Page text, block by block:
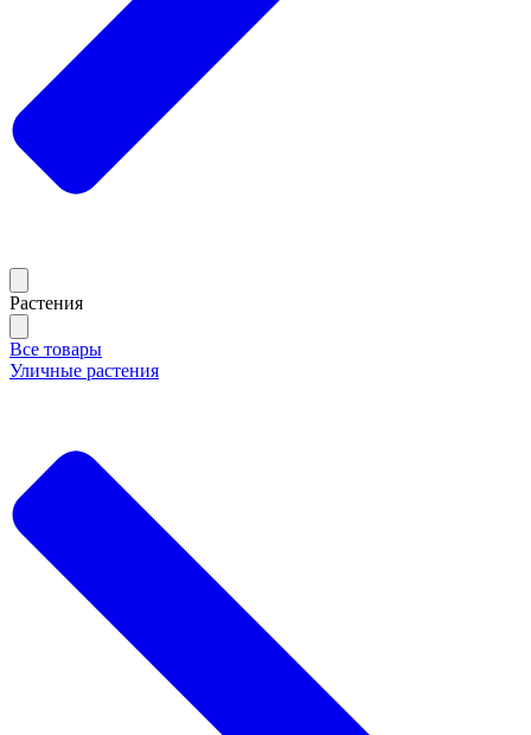
Растения
Все товары
Уличные растения